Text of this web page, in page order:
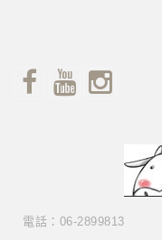
電話：06-2899813